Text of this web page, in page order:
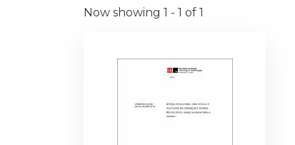
Now showing 1 - 1 of 1